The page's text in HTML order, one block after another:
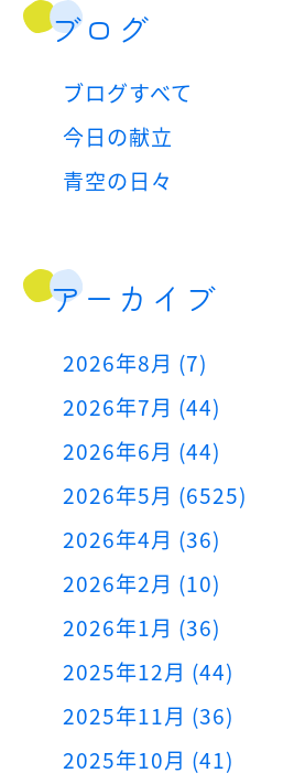
ブログ
ブログすべて
今日の献立
青空の日々
アーカイブ
2026年8月 (7)
2026年7月 (44)
2026年6月 (44)
2026年5月 (6525)
2026年4月 (36)
2026年2月 (10)
2026年1月 (36)
2025年12月 (44)
2025年11月 (36)
2025年10月 (41)